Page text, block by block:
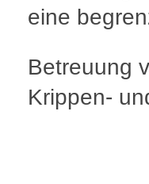
eine
Betreuung
Krippen-